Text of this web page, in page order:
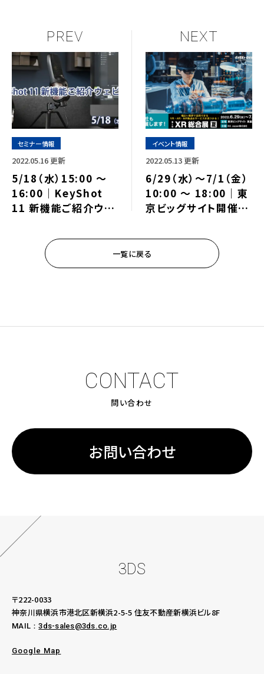
PREV
セミナー情報
2022.05.16 更新
5/18（水）15:00 ～
16:00｜KeyShot
11 新機能ご紹介ウェ
了しました
NEXT
イベント情報
2022.05.13 更新
6/29（水）～7/1（金）
10:00 ～ 18:00｜東
京ビッグサイト開催の
ます！⇒終了しました
一覧に戻る
CONTACT
問い合わせ
お問い合わせ
3DS
〒222-0033
神奈川県横浜市港北区新横浜2-5-5 住友不動産新横浜ビル8F
MAIL：3ds-sales@3ds.co.jp
Google Map